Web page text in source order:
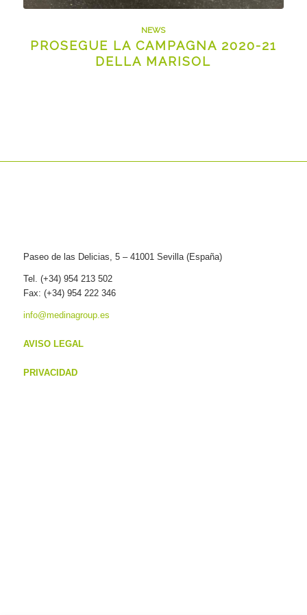
NEWS
PROSEGUE LA CAMPAGNA 2020-21
DELLA MARISOL
Paseo de las Delicias, 5 – 41001 Sevilla (España)
Tel. (+34) 954 213 502
Fax: (+34) 954 222 346
info@medinagroup.es
AVISO LEGAL
PRIVACIDAD